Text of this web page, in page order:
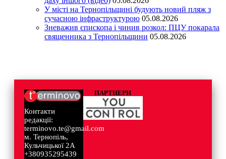
У місті на Тернопільщині будують новий пляж з
сучасною інфраструктурою 05.08.2026
Зневажив єпископа і чинив розкол: ПЦУ покарала
священника з Тернопільщини 05.08.2026
Контакти
редакції:
terminovo.te@gmail.com
м. Тернопіль,
Кульчицької 2А
+380935295439
ПАРТНЕРИ